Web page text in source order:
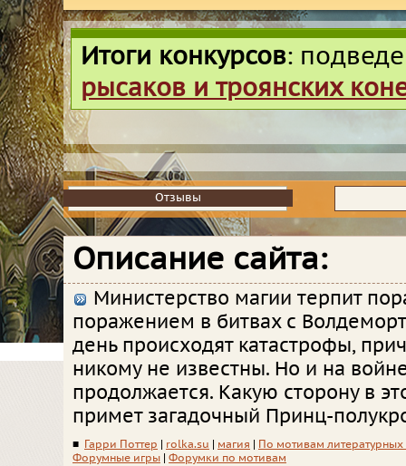
Итоги конкурсов:
рысаков и троянских
Отзывы
Отзывы
Описание сайта:
Министерство магии терпит
поражением в битвах с
день происходят катастрофы,
никому не известны. Но и на
продолжается. Какую сторону в
примет загадочный Принц-
■ Гарри Поттер rolka.su магия
По мотивам
Форумные игры
Форумки по мотивам